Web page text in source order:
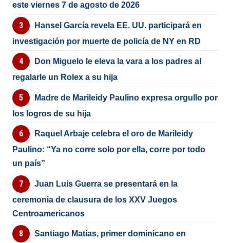
este viernes 7 de agosto de 2026
Hansel García revela EE. UU. participará en
investigación por muerte de policía de NY en RD
Don Miguelo le eleva la vara a los padres al
regalarle un Rolex a su hija
Madre de Marileidy Paulino expresa orgullo por
los logros de su hija
Raquel Arbaje celebra el oro de Marileidy
Paulino: “Ya no corre solo por ella, corre por todo
un país”
Juan Luis Guerra se presentará en la
ceremonia de clausura de los XXV Juegos
Centroamericanos
Santiago Matías, primer dominicano en